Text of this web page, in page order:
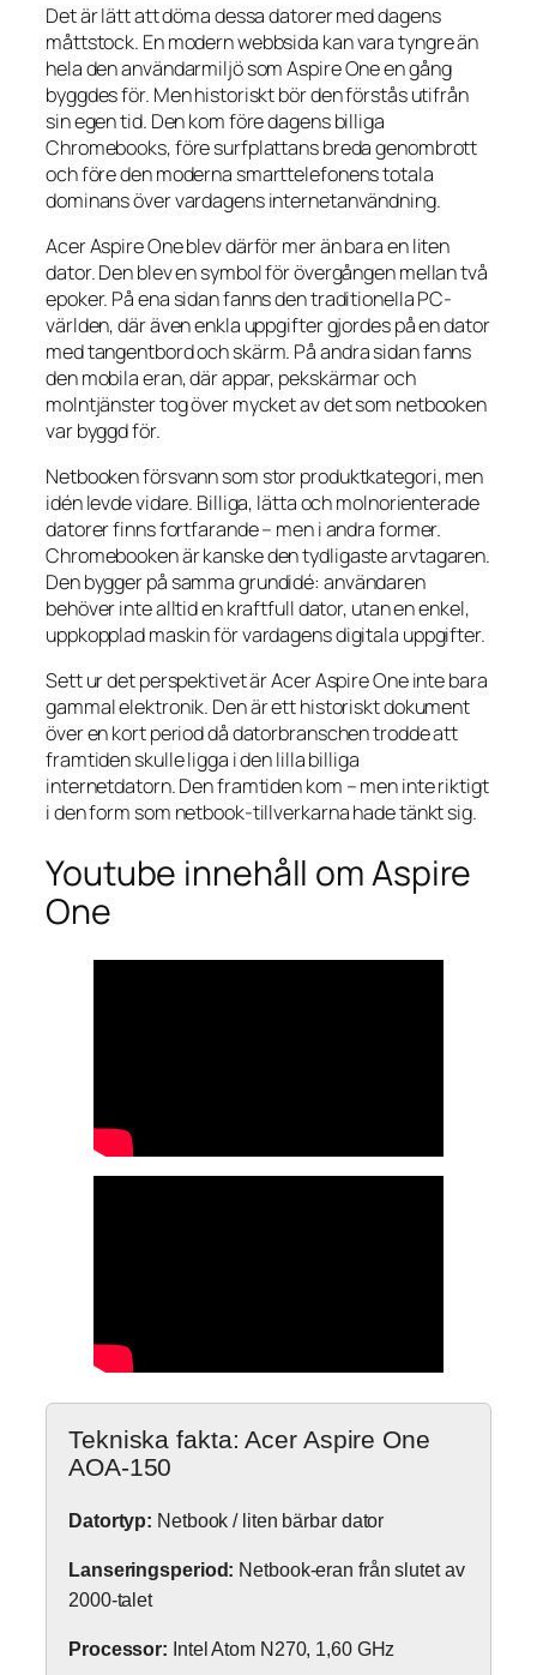
Det är lätt att döma dessa datorer med dagens
måttstock. En modern webbsida kan vara tyngre än
hela den användarmiljö som Aspire One en gång
byggdes för. Men historiskt bör den förstås utifrån
sin egen tid. Den kom före dagens billiga
Chromebooks, före surfplattans breda genombrott
och före den moderna smarttelefonens totala
dominans över vardagens internetanvändning.
Acer Aspire One blev därför mer än bara en liten
dator. Den blev en symbol för övergången mellan två
epoker. På ena sidan fanns den traditionella PC-
världen, där även enkla uppgifter gjordes på en dator
med tangentbord och skärm. På andra sidan fanns
den mobila eran, där appar, pekskärmar och
molntjänster tog över mycket av det som netbooken
var byggd för.
Netbooken försvann som stor produktkategori, men
idén levde vidare. Billiga, lätta och molnorienterade
datorer finns fortfarande – men i andra former.
Chromebooken är kanske den tydligaste arvtagaren.
Den bygger på samma grundidé: användaren
behöver inte alltid en kraftfull dator, utan en enkel,
uppkopplad maskin för vardagens digitala uppgifter.
Sett ur det perspektivet är Acer Aspire One inte bara
gammal elektronik. Den är ett historiskt dokument
över en kort period då datorbranschen trodde att
framtiden skulle ligga i den lilla billiga
internetdatorn. Den framtiden kom – men inte riktigt
i den form som netbook-tillverkarna hade tänkt sig.
Youtube innehåll om Aspire
One
Tekniska fakta: Acer Aspire One
AOA-150
Datortyp: Netbook / liten bärbar dator
Lanseringsperiod: Netbook-eran från slutet av
2000-talet
Processor: Intel Atom N270, 1,60 GHz